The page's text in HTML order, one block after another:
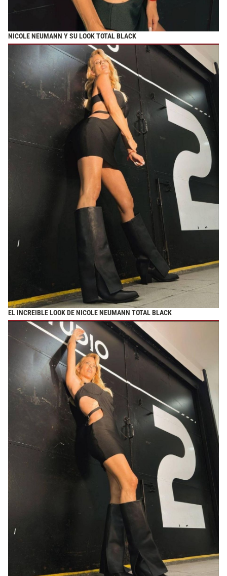
NICOLE NEUMANN Y SU LOOK TOTAL BLACK
EL INCREIBLE LOOK DE NICOLE NEUMANN TOTAL BLACK